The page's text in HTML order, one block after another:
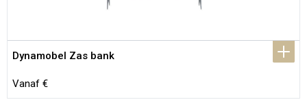
Dynamobel Zas bank
Vanaf €